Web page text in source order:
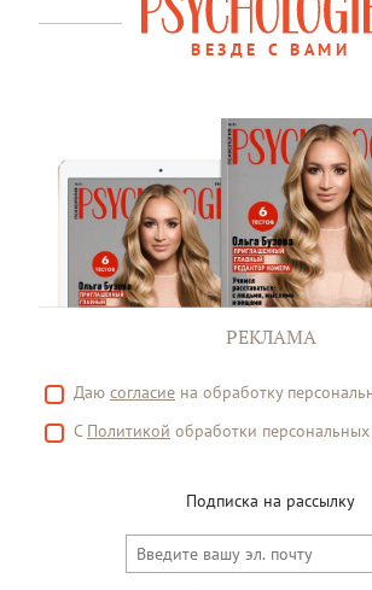
ВЕЗДЕ С ВАМИ
РЕКЛАМА
Даю согласие на обработку
С Политикой обработки
Подписка на рассылку